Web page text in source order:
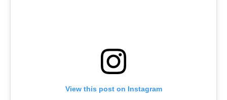
View this post on Instagram